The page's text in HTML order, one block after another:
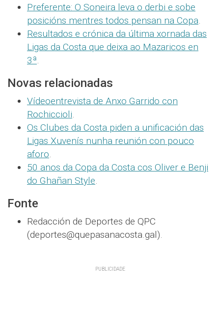
Preferente: O Soneira leva o derbi e sobe
posicións mentres todos pensan na Copa.
Resultados e crónica da última xornada das
Ligas da Costa que deixa ao Mazaricos en
3ª.
Novas relacionadas
Vídeoentrevista de Anxo Garrido con
Rochiccioli.
Os Clubes da Costa piden a unificación das
Ligas Xuvenís nunha reunión con pouco
aforo.
50 anos da Copa da Costa cos Oliver e Benji
do Ghañan Style.
Fonte
Redacción de Deportes de QPC
(deportes@quepasanacosta.gal).